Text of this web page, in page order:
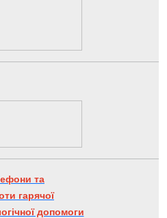
та
гарячої
допомоги